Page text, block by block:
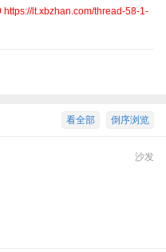
lt.xbzhan.com/thread-58-1-
倒序浏览
看全部
沙发